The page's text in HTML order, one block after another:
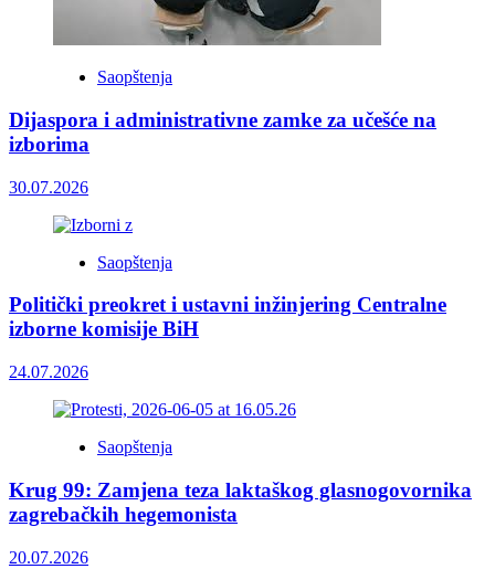
Saopštenja
Dijaspora i administrativne zamke za učešće na
izborima
30.07.2026
Saopštenja
Politički preokret i ustavni inžinjering Centralne
izborne komisije BiH
24.07.2026
Saopštenja
Krug 99: Zamjena teza laktaškog glasnogovornika
zagrebačkih hegemonista
20.07.2026